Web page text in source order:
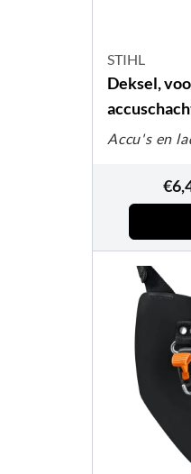
STIHL
Deksel,
Accu's en
€